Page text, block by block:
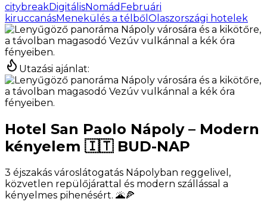
citybreakDigitálisNomád Februári
kiruccanásMenekülés a télből Olaszországi hotelek
Utazási ajánlat:
Hotel San Paolo Nápoly – Modern
kényelem 🇮🇹 BUD-NAP
3 éjszakás városlátogatás Nápolyban reggelivel,
közvetlen repülőjárattal és modern szállással a
kényelmes pihenésért. 🌋🍕